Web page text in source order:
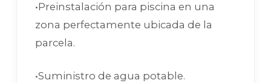
•Preinstalación para piscina en una
zona perfectamente ubicada de la
parcela.
•Suministro de agua potable.